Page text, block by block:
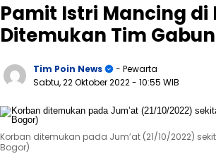
Pamit Istri Mancing di
Ditemukan Tim
Tim Poin News
- Pewarta
Sabtu, 22 Oktober 2022- 10:55 WIB
Korban ditemukan pada Jum’at (21/10/2022)
Bogor)